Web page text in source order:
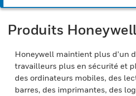
Produits Honeywell
Honeywell maintient plus d’un
travailleurs plus en sécurité et
des ordinateurs mobiles, des
barres, des imprimantes, des